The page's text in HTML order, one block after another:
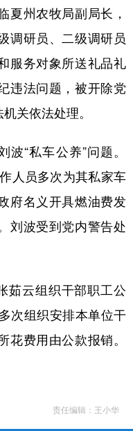
夏州农牧局副局长，
调研员、二级调研员
服务对象所送礼品礼
违法问题，被开除党
关依法处理。
“私车公养”问题。
人员多次为其私家车
府名义开具燃油费发
刘波受到党内警告处
云组织干部职工公
次组织安排本单位干
费用由公款报销。
责任编辑：王小华